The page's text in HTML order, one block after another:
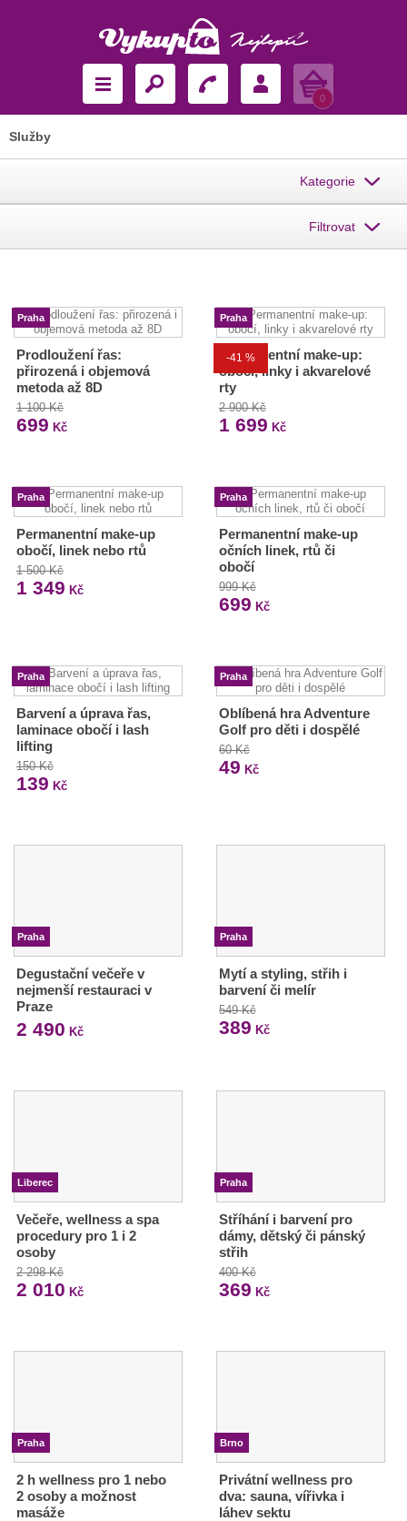
Košík
0
Služby
Kategorie
Filtrovat
Praha
Prodloužení řas:
přirozená i objemová
metoda až 8D
1 100 Kč
699 Kč
-41 %
Praha
Permanentní make-up:
obočí, linky i akvarelové
rty
2 900 Kč
1 699 Kč
Praha
Permanentní make-up
obočí, linek nebo rtů
1 500 Kč
1 349 Kč
Praha
Permanentní make-up
očních linek, rtů či
obočí
999 Kč
699 Kč
Praha
Barvení a úprava řas,
laminace obočí i lash
lifting
150 Kč
139 Kč
Praha
Oblíbená hra Adventure
Golf pro děti i dospělé
60 Kč
49 Kč
Praha
Degustační večeře v
nejmenší restauraci v
Praze
2 490 Kč
Praha
Mytí a styling, střih i
barvení či melír
549 Kč
389 Kč
Liberec
Večeře, wellness a spa
procedury pro 1 i 2
osoby
2 298 Kč
2 010 Kč
Praha
Stříhání i barvení pro
dámy, dětský či pánský
střih
400 Kč
369 Kč
Praha
2 h wellness pro 1 nebo
2 osoby a možnost
masáže
Brno
Privátní wellness pro
dva: sauna, vířivka i
láhev sektu